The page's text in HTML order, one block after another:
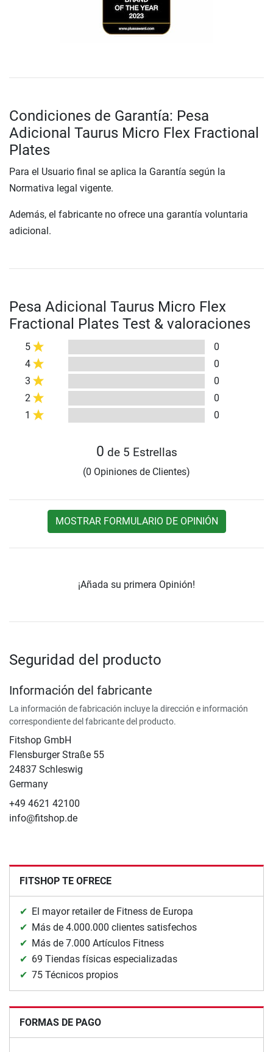
Condiciones de Garantía: Pesa
Adicional Taurus Micro Flex Fractional
Plates
Para el Usuario final se aplica la Garantía según la
Normativa legal vigente.
Además, el fabricante no ofrece una garantía voluntaria
adicional.
Pesa Adicional Taurus Micro Flex
Fractional Plates Test & valoraciones
5
0
4
0
3
0
2
0
1
0
0 de 5 Estrellas
(0 Opiniones de Clientes)
MOSTRAR FORMULARIO DE OPINIÓN
¡Añada su primera Opinión!
Seguridad del producto
Información del fabricante
La información de fabricación incluye la dirección e información
correspondiente del fabricante del producto.
Fitshop GmbH
Flensburger Straße 55
24837 Schleswig
Germany
+49 4621 42100
info@fitshop.de
FITSHOP TE OFRECE
El mayor retailer de Fitness de Europa
Más de 4.000.000 clientes satisfechos
Más de 7.000 Artículos Fitness
69 Tiendas físicas especializadas
75 Técnicos propios
FORMAS DE PAGO